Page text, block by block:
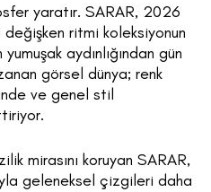
yaratır. SARAR, 2026
ritmi koleksiyonun
aydınlığından gün
görsel dünya; renk
ve genel stil
mirasını koruyan SARAR,
geleneksel çizgileri daha